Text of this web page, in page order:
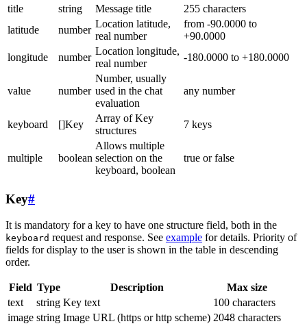
title
string Message title
255 characters
latitude
number
Location latitude,
real number
from -90.0000 to
+90.0000
longitude
number
Location longitude,
real number
-180.0000 to +180.0000
value number
Number, usually
used in the chat
evaluation
any number
keyboard []Key
Array of Key
structures
7 keys
multiple boolean
Allows multiple
selection on the
keyboard, boolean
true or false
Key#
It is mandatory for a key to have one structure field, both in the
keyboard request and response. See example for details. Priority of
fields for display to the user is shown in the table in descending
order.
Field Type Description
Max size
text
string Key text
100 characters
image string Image URL (https or http scheme) 2048 characters